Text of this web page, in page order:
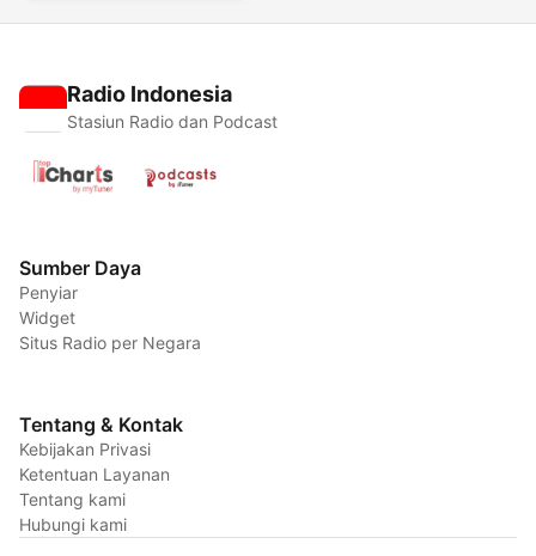
Radio Indonesia
Stasiun Radio dan Podcast
Sumber Daya
Penyiar
Widget
Situs Radio per Negara
Tentang & Kontak
Kebijakan Privasi
Ketentuan Layanan
Tentang kami
Hubungi kami